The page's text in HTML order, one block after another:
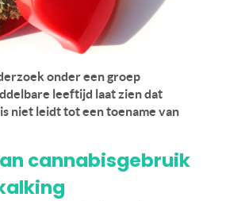
onder een groep
leeftijd laat zien dat
niet leidt tot een toename van
cannabisgebruik